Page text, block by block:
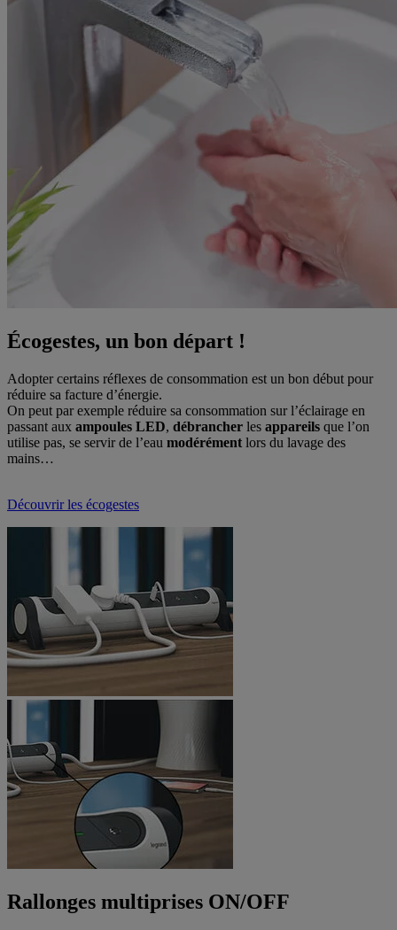
Écogestes, un bon départ !
Adopter certains réflexes de consommation est un bon début pour
réduire sa facture d’énergie.
On peut par exemple réduire sa consommation sur l’éclairage en
passant aux ampoules LED, débrancher les appareils que l’on
utilise pas, se servir de l’eau modérément lors du lavage des
mains…
Découvrir les écogestes
Rallonges multiprises ON/OFF